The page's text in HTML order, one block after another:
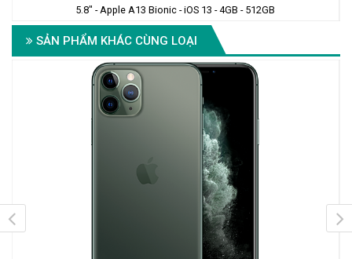
5.8" - Apple A13 Bionic - iOS 13 - 4GB - 512GB
SẢN PHẨM KHÁC CÙNG LOẠI